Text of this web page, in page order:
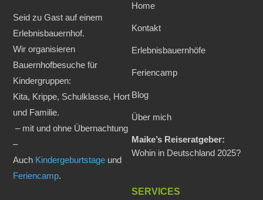
Seid zu Gast auf einem
Erlebnisbauernhof.
Wir organisieren
Bauernhofbesuche für
Kindergruppen:
Kita, Krippe, Schulklasse, Hort
und Familie.
– mit und ohne Übernachtung
–
Auch Kindergeburtstage und
Feriencamp.
Home
Kontakt
Erlebnisbauernhöfe
Feriencamp
Blog
Über mich
Maike’s Reiseratgeber:
Wohin in Deutschland 2025?
SERVICES